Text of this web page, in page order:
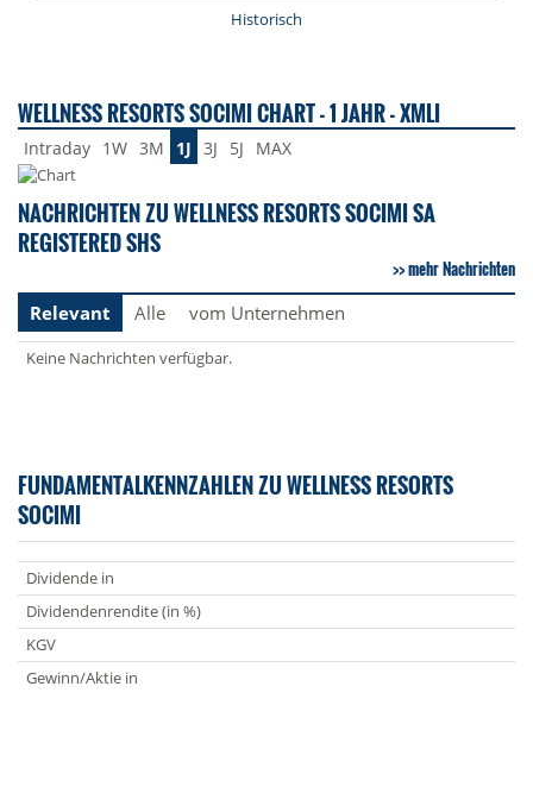
Historisch
WELLNESS RESORTS SOCIMI CHART - 1 JAHR - XMLI
Intraday 1W 3M 1J 3J 5J MAX
NACHRICHTEN ZU WELLNESS RESORTS SOCIMI SA
REGISTERED SHS
mehr Nachrichten
Relevant
Alle vom Unternehmen
Keine Nachrichten verfügbar.
FUNDAMENTALKENNZAHLEN ZU WELLNESS RESORTS
SOCIMI
Dividende in
Dividendenrendite (in %)
KGV
Gewinn/Aktie in